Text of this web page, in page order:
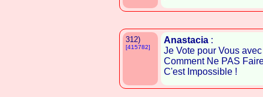
312)
[415782]
Anastacia :
Je Vote pour Vous
Comment Ne PAS
C'est Impossible !